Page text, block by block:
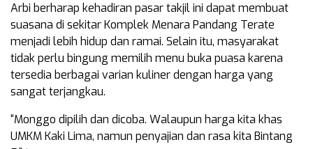
Arbi berharap kehadiran pasar takjil ini dapat membuat
suasana di sekitar Komplek Menara Pandang Terate
menjadi lebih hidup dan ramai. Selain itu, masyarakat
tidak perlu bingung memilih menu buka puasa karena
tersedia berbagai varian kuliner dengan harga yang
sangat terjangkau.
“Monggo dipilih dan dicoba. Walaupun harga kita khas
UMKM Kaki Lima, namun penyajian dan rasa kita Bintang